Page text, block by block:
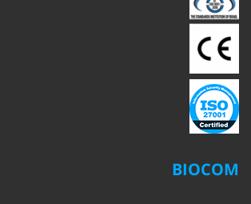
BIOCOM